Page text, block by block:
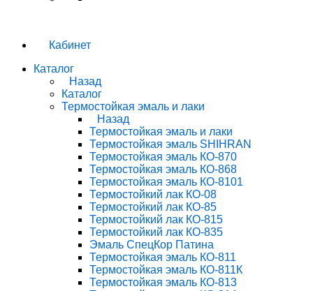
Кабинет
Каталог
Назад
Каталог
Термостойкая эмаль и лаки
Назад
Термостойкая эмаль и лаки
Термостойкая эмаль SHIHRAN
Термостойкая эмаль КО-870
Термостойкая эмаль КО-868
Термостойкая эмаль КО-8101
Термостойкий лак КО-08
Термостойкий лак КО-85
Термостойкий лак КО-815
Термостойкий лак КО-835
Эмаль СпецКор Патина
Термостойкая эмаль КО-811
Термостойкая эмаль КО-811К
Термостойкая эмаль КО-813